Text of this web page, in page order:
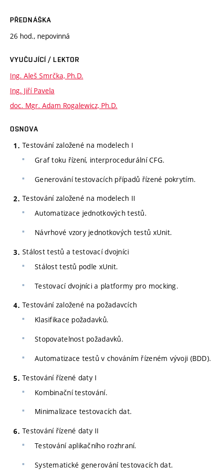
PŘEDNÁŠKA
26 hod., nepovinná
VYUČUJÍCÍ / LEKTOR
Ing. Aleš Smrčka, Ph.D.
Ing. Jiří Pavela
doc. Mgr. Adam Rogalewicz, Ph.D.
OSNOVA
Testování založené na modelech I
Graf toku řízení, interprocedurální CFG.
Generování testovacích případů řízené pokrytím.
Testování založené na modelech II
Automatizace jednotkových testů.
Návrhové vzory jednotkových testů xUnit.
Stálost testů a testovací dvojníci
Stálost testů podle xUnit.
Testovací dvojníci a platformy pro mocking.
Testování založené na požadavcích
Klasifikace požadavků.
Stopovatelnost požadavků.
Automatizace testů v chováním řízeném vývoji (BDD).
Testování řízené daty I
Kombinační testování.
Minimalizace testovacích dat.
Testování řízené daty II
Testování aplikačního rozhraní.
Systematické generování testovacích dat.